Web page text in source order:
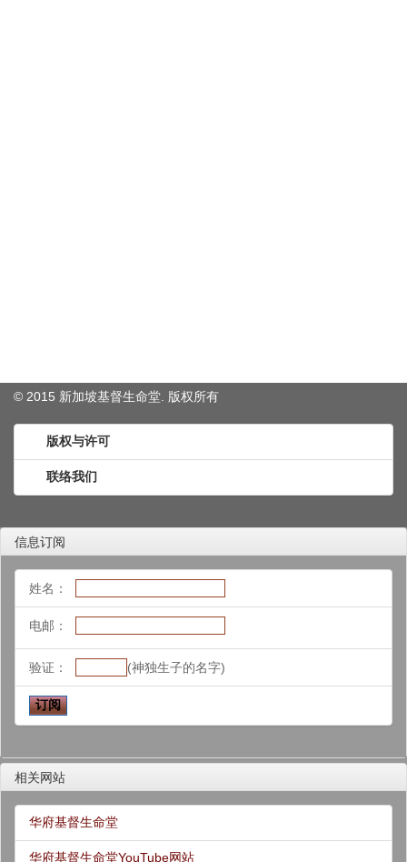
© 2015 新加坡基督生命堂. 版权所有
版权与许可
联络我们
信息订阅
姓名：
电邮：
验证： (神独生子的名字)
相关网站
华府基督生命堂
华府基督生命堂YouTube网站